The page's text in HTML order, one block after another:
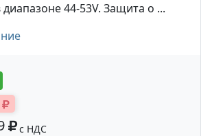
44-53V. Защита о ...
с НДС